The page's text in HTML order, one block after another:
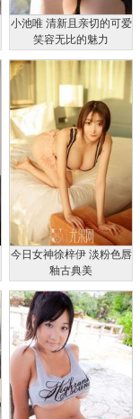
小池唯 清新且亲切的可爱
笑容无比的魅力
今日女神徐梓伊 淡粉色唇
釉古典美